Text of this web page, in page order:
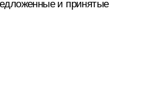
и принятые